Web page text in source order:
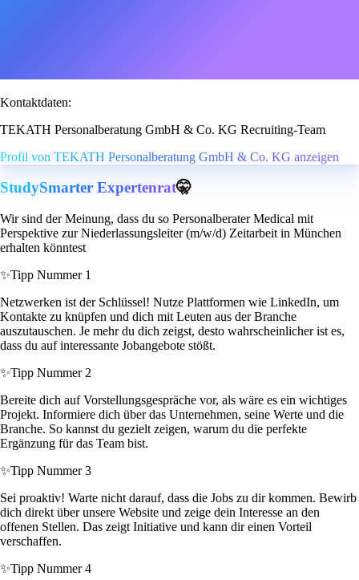
Kontaktdaten:
TEKATH Personalberatung GmbH & Co. KG Recruiting-Team
Profil von TEKATH Personalberatung GmbH & Co. KG anzeigen
StudySmarter Expertenrat🤫
Wir sind der Meinung, dass du so Personalberater Medical mit
Perspektive zur Niederlassungsleiter (m/w/d) Zeitarbeit in München
erhalten könntest
✨Tipp Nummer 1
Netzwerken ist der Schlüssel! Nutze Plattformen wie LinkedIn, um
Kontakte zu knüpfen und dich mit Leuten aus der Branche
auszutauschen. Je mehr du dich zeigst, desto wahrscheinlicher ist es,
dass du auf interessante Jobangebote stößt.
✨Tipp Nummer 2
Bereite dich auf Vorstellungsgespräche vor, als wäre es ein wichtiges
Projekt. Informiere dich über das Unternehmen, seine Werte und die
Branche. So kannst du gezielt zeigen, warum du die perfekte
Ergänzung für das Team bist.
✨Tipp Nummer 3
Sei proaktiv! Warte nicht darauf, dass die Jobs zu dir kommen. Bewirb
dich direkt über unsere Website und zeige dein Interesse an den
offenen Stellen. Das zeigt Initiative und kann dir einen Vorteil
verschaffen.
✨Tipp Nummer 4